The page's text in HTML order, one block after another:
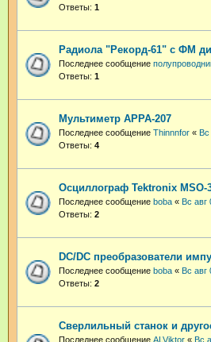
Ответы: 1
Радиола "Рекорд-61" с ФМ
Последнее сообщение
Ответы: 1
Мультиметр APPA-207
Последнее сообщение Thinnnfor « Вс
Ответы: 4
Осциллограф Tektronix MSO-
Последнее сообщение boba « Вс авг
Ответы: 2
DC/DC преобразователи
Последнее сообщение boba « Вс авг
Ответы: 2
Сверлильный станок и
Последнее сообщение ALViktor « Вс